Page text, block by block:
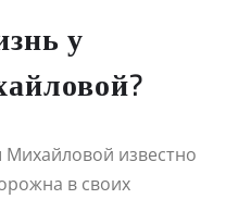
у
известно
в своих